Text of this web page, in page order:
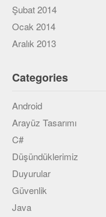
Şubat 2014
Ocak 2014
Aralık 2013
Categories
Android
Arayüz Tasarımı
C#
Düşündüklerimiz
Duyurular
Güvenlik
Java